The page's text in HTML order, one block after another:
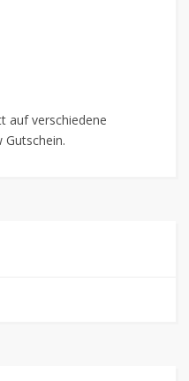
auf verschiedene
Gutschein.